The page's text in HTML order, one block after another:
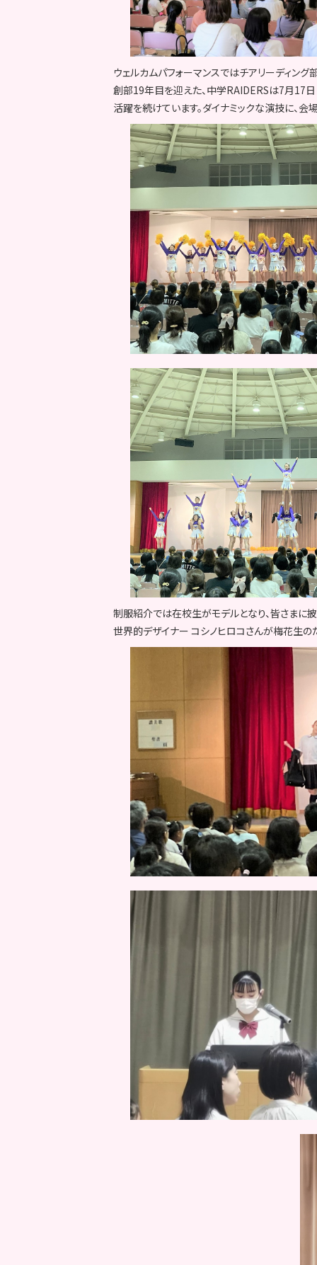
ウェルカムパフォーマンスではチアリーディング
創部19年目を迎えた、中学RAIDERSは7月17日
活躍を続けています。ダイナミックな演技に、
制服紹介では在校生がモデルとなり、皆さまに披
世界的デザイナー コシノヒロコさんが梅花生の